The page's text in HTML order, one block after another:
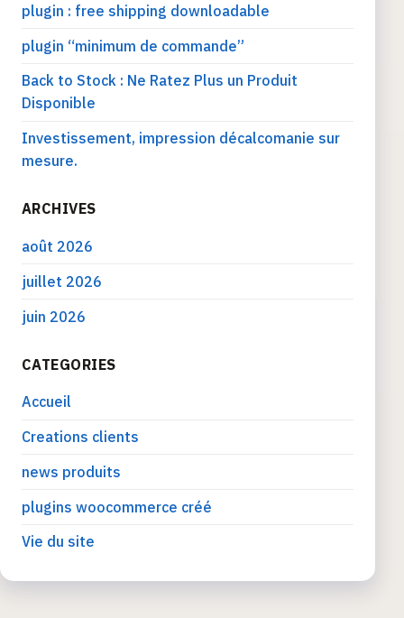
plugin : free shipping downloadable
plugin “minimum de commande”
Back to Stock : Ne Ratez Plus un Produit
Disponible
Investissement, impression décalcomanie sur
mesure.
ARCHIVES
août 2026
juillet 2026
juin 2026
CATEGORIES
Accueil
Creations clients
news produits
plugins woocommerce créé
Vie du site